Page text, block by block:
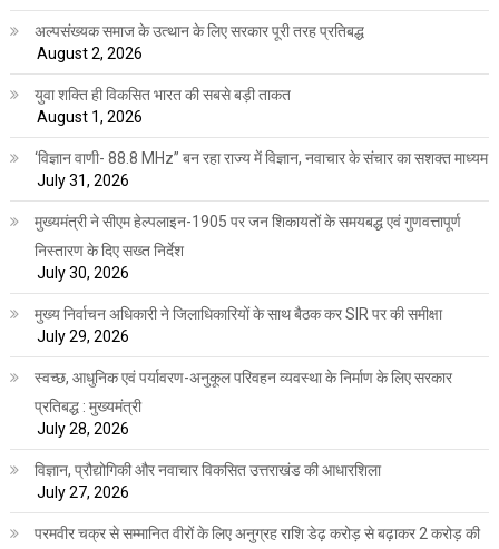
अल्पसंख्यक समाज के उत्थान के लिए सरकार पूरी तरह प्रतिबद्ध
August 2, 2026
युवा शक्ति ही विकसित भारत की सबसे बड़ी ताकत
August 1, 2026
‘विज्ञान वाणी- 88.8 MHz” बन रहा राज्य में विज्ञान, नवाचार के संचार का सशक्त माध्यम
July 31, 2026
मुख्यमंत्री ने सीएम हेल्पलाइन-1905 पर जन शिकायतों के समयबद्ध एवं गुणवत्तापूर्ण
निस्तारण के दिए सख्त निर्देश
July 30, 2026
मुख्य निर्वाचन अधिकारी ने जिलाधिकारियों के साथ बैठक कर SIR पर की समीक्षा
July 29, 2026
स्वच्छ, आधुनिक एवं पर्यावरण-अनुकूल परिवहन व्यवस्था के निर्माण के लिए सरकार
प्रतिबद्ध : मुख्यमंत्री
July 28, 2026
विज्ञान, प्रौद्योगिकी और नवाचार विकसित उत्तराखंड की आधारशिला
July 27, 2026
परमवीर चक्र से सम्मानित वीरों के लिए अनुग्रह राशि डेढ़ करोड़ से बढ़ाकर 2 करोड़ की